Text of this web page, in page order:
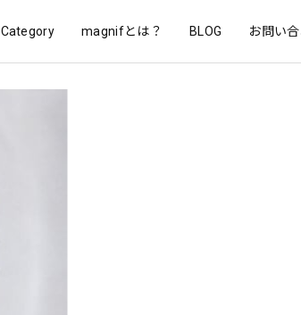
Category magnifとは？ BLOG お問い